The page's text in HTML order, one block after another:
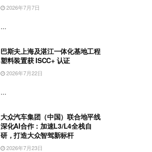
2026年7月7日
...
巴斯夫上海及湛江一体化基地工程
塑料装置获 ISCC+ 认证
2026年7月22日
...
大众汽车集团（中国）联合地平线
深化AI合作：加速L3/L4全栈自
研，打造大众智驾新标杆
2026年7月23日